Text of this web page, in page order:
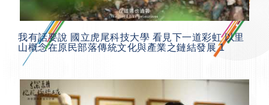
我有話要說 國立虎尾科技大學 看見下一道彩虹 以里
山概念在原民部落傳統文化與產業之鏈結發展 1